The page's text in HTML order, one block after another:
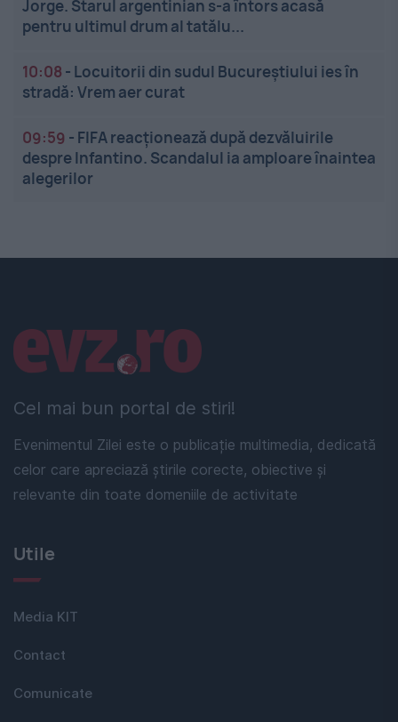
Jorge. Starul argentinian s-a întors acasă
pentru ultimul drum al tatălu...
10:08 - Locuitorii din sudul Bucureștiului ies în
stradă: Vrem aer curat
09:59 - FIFA reacționează după dezvăluirile
despre Infantino. Scandalul ia amploare înaintea
alegerilor
Cel mai bun portal de stiri!
Evenimentul Zilei este o publicație multimedia, dedicată
celor care apreciază știrile corecte, obiective și
relevante din toate domeniile de activitate
Linkuri utile
Utile
Media KIT
Contact
Comunicate